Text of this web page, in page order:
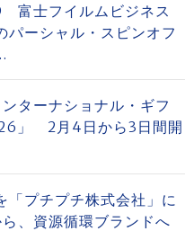
富士フイルムビジネス
パーシャル・スピンオフ
ンターナショナル・ギフ
」 2月4日から3日間開
プチプチ株式会社」に
、資源循環ブランドへ